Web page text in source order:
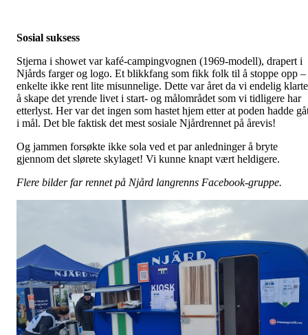
Sosial suksess
Stjerna i showet var kafé-campingvognen (1969-modell), drapert i
Njårds farger og logo. Et blikkfang som fikk folk til å stoppe opp –
enkelte ikke rent lite misunnelige. Dette var året da vi endelig klarte
å skape det yrende livet i start- og målområdet som vi tidligere har
etterlyst. Her var det ingen som hastet hjem etter at poden hadde
i mål. Det ble faktisk det mest sosiale Njårdrennet på årevis!
Og jammen forsøkte ikke sola ved et par anledninger å bryte
gjennom det slørete skylaget! Vi kunne knapt vært heldigere.
Flere bilder far rennet på Njård langrenns Facebook-gruppe.